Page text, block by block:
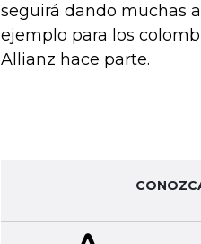
seguirá dando muchas
ejemplo para los
Allianz hace parte.